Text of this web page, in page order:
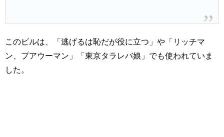
このビルは、「逃げるは恥だが役に立つ」や「リッチマ
ン、プアウーマン」「東京タラレバ娘」でも使われていま
した。